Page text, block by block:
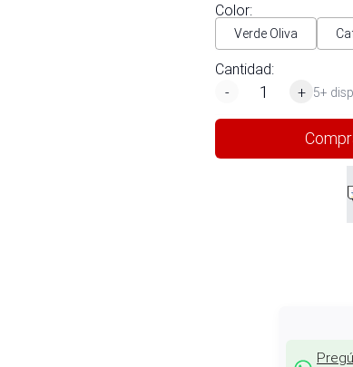
Color:
Verde Oliva
Cantidad:
-
+ 5+